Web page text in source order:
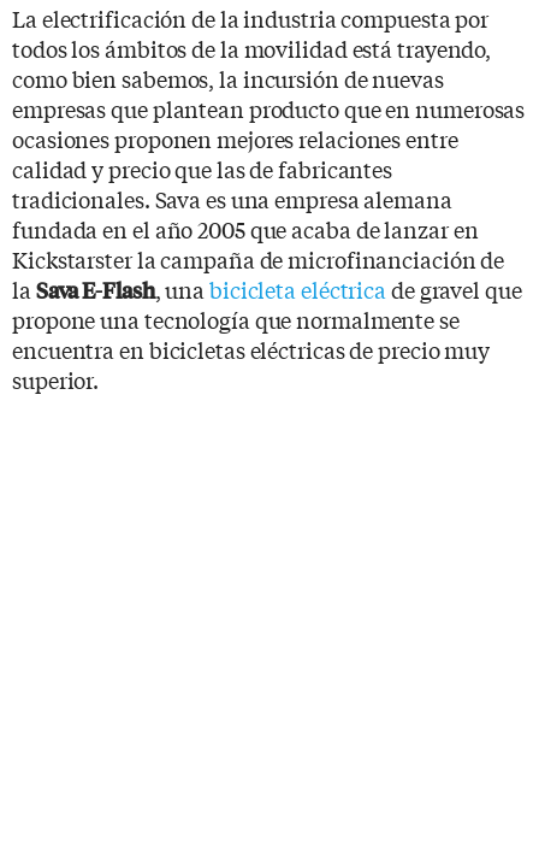
La electrificación de la industria compuesta por
todos los ámbitos de la movilidad está trayendo,
como bien sabemos, la incursión de nuevas
empresas que plantean producto que en numerosas
ocasiones proponen mejores relaciones entre
calidad y precio que las de fabricantes
tradicionales. Sava es una empresa alemana
fundada en el año 2005 que acaba de lanzar en
Kickstarster la campaña de microfinanciación de
la Sava E-Flash, una bicicleta eléctrica de gravel que
propone una tecnología que normalmente se
encuentra en bicicletas eléctricas de precio muy
superior.